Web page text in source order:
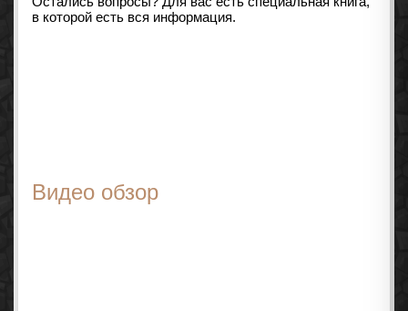
в которой есть вся информация.
Видео обзор